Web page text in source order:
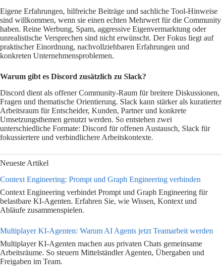
Eigene Erfahrungen, hilfreiche Beiträge und sachliche Tool-Hinweise
sind willkommen, wenn sie einen echten Mehrwert für die Community
haben. Reine Werbung, Spam, aggressive Eigenvermarktung oder
unrealistische Versprechen sind nicht erwünscht. Der Fokus liegt auf
praktischer Einordnung, nachvollziehbaren Erfahrungen und
konkreten Unternehmensproblemen.
Warum gibt es Discord zusätzlich zu Slack?
Discord dient als offener Community-Raum für breitere Diskussionen,
Fragen und thematische Orientierung. Slack kann stärker als kuratierter
Arbeitsraum für Entscheider, Kunden, Partner und konkrete
Umsetzungsthemen genutzt werden. So entstehen zwei
unterschiedliche Formate: Discord für offenen Austausch, Slack für
fokussiertere und verbindlichere Arbeitskontexte.
Neueste Artikel
Context Engineering: Prompt und Graph Engineering verbinden
Context Engineering verbindet Prompt und Graph Engineering für
belastbare KI-Agenten. Erfahren Sie, wie Wissen, Kontext und
Abläufe zusammenspielen.
Multiplayer KI-Agenten: Warum AI Agents jetzt Teamarbeit werden
Multiplayer KI-Agenten machen aus privaten Chats gemeinsame
Arbeitsräume. So steuern Mittelständler Agenten, Übergaben und
Freigaben im Team.